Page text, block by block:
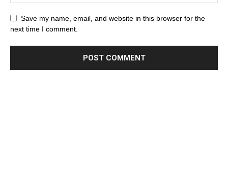
Save my name, email, and website in this browser for the
next time I comment.